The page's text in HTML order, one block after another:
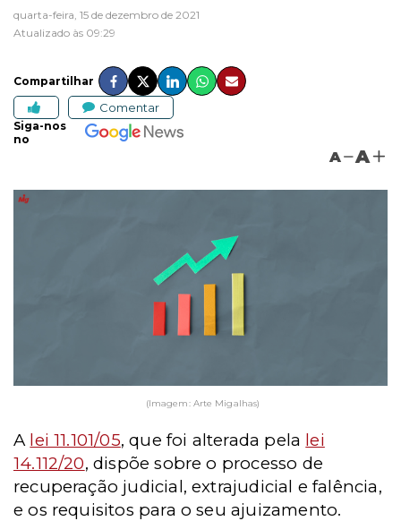
quarta-feira, 15 de dezembro de 2021
Atualizado às 09:29
Compartilhar
Comentar
Siga-nos
no
A A
(Imagem: Arte Migalhas)
A lei 11.101/05, que foi alterada pela lei
14.112/20, dispõe sobre o processo de
recuperação judicial, extrajudicial e falência,
e os requisitos para o seu ajuizamento.